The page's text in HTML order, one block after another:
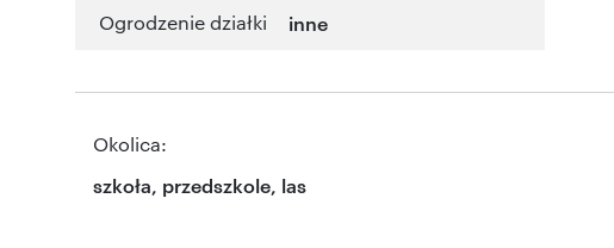
Ogrodzenie działki inne
Okolica:
szkoła, przedszkole, las